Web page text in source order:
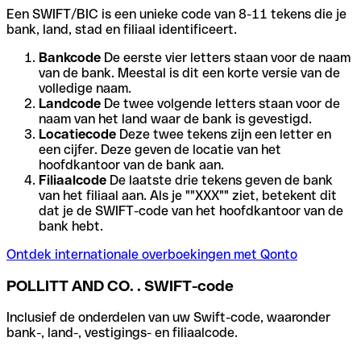
Een SWIFT/BIC is een unieke code van 8-11 tekens die je
bank, land, stad en filiaal identificeert.
Bankcode De eerste vier letters staan voor de naam
van de bank. Meestal is dit een korte versie van de
volledige naam.
Landcode De twee volgende letters staan voor de
naam van het land waar de bank is gevestigd.
Locatiecode Deze twee tekens zijn een letter en
een cijfer. Deze geven de locatie van het
hoofdkantoor van de bank aan.
Filiaalcode De laatste drie tekens geven de bank
van het filiaal aan. Als je ""XXX"" ziet, betekent dit
dat je de SWIFT-code van het hoofdkantoor van de
bank hebt.
Ontdek internationale overboekingen met Qonto
POLLITT AND CO. . SWIFT-code
Inclusief de onderdelen van uw Swift-code, waaronder
bank-, land-, vestigings- en filiaalcode.